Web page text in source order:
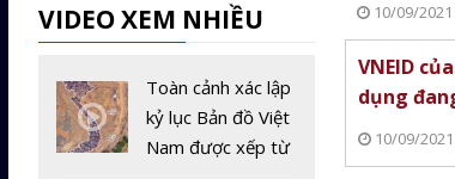
hội chống dịch
COVID-19
không phải dùng
phương pháp
"chuyến bay ma"
VIDEO XEM NHIỀU
Toàn cảnh xác lập
kỷ lục Bản đồ Việt
Nam được xếp từ
10/09/2021
VNEID
dụng
10/09/2021